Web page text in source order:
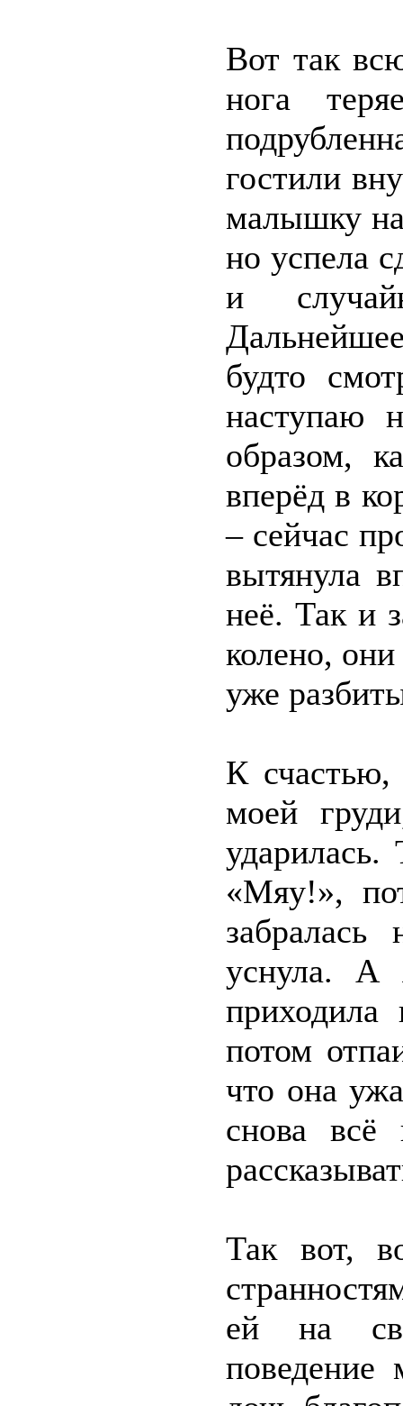
Вот так
нога
гостили
малышку
но успела
и
будто
наступаю
образом,
вперёд в
– сейчас
вытянула
неё. Так и
колено,
уже
К счастью,
моей
ударилась.
«Мяу!»,
уснула. А
приходила
потом
что она
снова всё
Так вот,
ей на
поведение